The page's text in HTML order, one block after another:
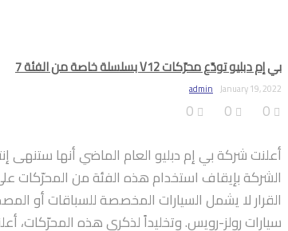
بي إم دبليو تودّع محرّكات V12 بسلسلة خاصة من الفئة 7
admin January 19, 2022
الشركة بإيقاف استخدام هذه الفئة من المحرّكات
القرار لا يشمل السيارات المخصصة للسباقات أو
سيارات رولز-رويس. وتخليداً لذكرى هذه المحرّكات،